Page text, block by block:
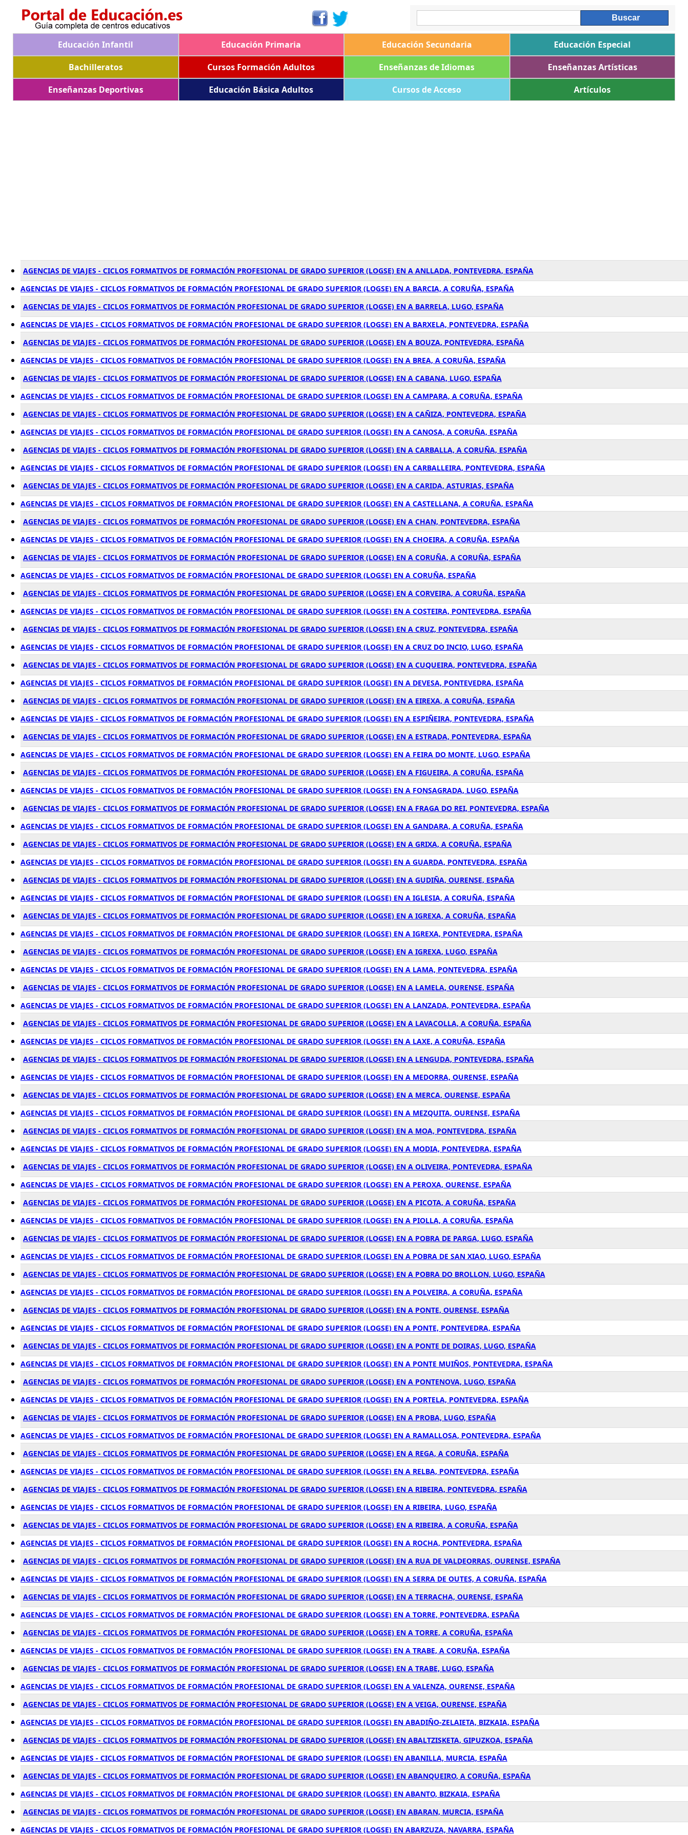
Educación Infantil Educación Primaria Educación Secundaria
Educación Especial
Bachilleratos
Cursos Formación Adultos Enseñanzas de Idiomas
Enseñanzas Artísticas
Enseñanzas Deportivas
Educación Básica Adultos Cursos de Acceso Artículos
AGENCIAS DE VIAJES - CICLOS FORMATIVOS DE FORMACIÓN PROFESIONAL DE GRADO SUPERIOR (LOGSE) EN A ANLLADA, PONTEVEDRA, ESPAÑA
AGENCIAS DE VIAJES - CICLOS FORMATIVOS DE FORMACIÓN PROFESIONAL DE GRADO SUPERIOR (LOGSE) EN A BARCIA, A CORUÑA, ESPAÑA
AGENCIAS DE VIAJES - CICLOS FORMATIVOS DE FORMACIÓN PROFESIONAL DE GRADO SUPERIOR (LOGSE) EN A BARRELA, LUGO, ESPAÑA
AGENCIAS DE VIAJES - CICLOS FORMATIVOS DE FORMACIÓN PROFESIONAL DE GRADO SUPERIOR (LOGSE) EN A BARXELA, PONTEVEDRA, ESPAÑA
AGENCIAS DE VIAJES - CICLOS FORMATIVOS DE FORMACIÓN PROFESIONAL DE GRADO SUPERIOR (LOGSE) EN A BOUZA, PONTEVEDRA, ESPAÑA
AGENCIAS DE VIAJES - CICLOS FORMATIVOS DE FORMACIÓN PROFESIONAL DE GRADO SUPERIOR (LOGSE) EN A BREA, A CORUÑA, ESPAÑA
AGENCIAS DE VIAJES - CICLOS FORMATIVOS DE FORMACIÓN PROFESIONAL DE GRADO SUPERIOR (LOGSE) EN A CABANA, LUGO, ESPAÑA
AGENCIAS DE VIAJES - CICLOS FORMATIVOS DE FORMACIÓN PROFESIONAL DE GRADO SUPERIOR (LOGSE) EN A CAMPARA, A CORUÑA, ESPAÑA
AGENCIAS DE VIAJES - CICLOS FORMATIVOS DE FORMACIÓN PROFESIONAL DE GRADO SUPERIOR (LOGSE) EN A CAÑIZA, PONTEVEDRA, ESPAÑA
AGENCIAS DE VIAJES - CICLOS FORMATIVOS DE FORMACIÓN PROFESIONAL DE GRADO SUPERIOR (LOGSE) EN A CANOSA, A CORUÑA, ESPAÑA
AGENCIAS DE VIAJES - CICLOS FORMATIVOS DE FORMACIÓN PROFESIONAL DE GRADO SUPERIOR (LOGSE) EN A CARBALLA, A CORUÑA, ESPAÑA
AGENCIAS DE VIAJES - CICLOS FORMATIVOS DE FORMACIÓN PROFESIONAL DE GRADO SUPERIOR (LOGSE) EN A CARBALLEIRA, PONTEVEDRA, ESPAÑA
AGENCIAS DE VIAJES - CICLOS FORMATIVOS DE FORMACIÓN PROFESIONAL DE GRADO SUPERIOR (LOGSE) EN A CARIDA, ASTURIAS, ESPAÑA
AGENCIAS DE VIAJES - CICLOS FORMATIVOS DE FORMACIÓN PROFESIONAL DE GRADO SUPERIOR (LOGSE) EN A CASTELLANA, A CORUÑA, ESPAÑA
AGENCIAS DE VIAJES - CICLOS FORMATIVOS DE FORMACIÓN PROFESIONAL DE GRADO SUPERIOR (LOGSE) EN A CHAN, PONTEVEDRA, ESPAÑA
AGENCIAS DE VIAJES - CICLOS FORMATIVOS DE FORMACIÓN PROFESIONAL DE GRADO SUPERIOR (LOGSE) EN A CHOEIRA, A CORUÑA, ESPAÑA
AGENCIAS DE VIAJES - CICLOS FORMATIVOS DE FORMACIÓN PROFESIONAL DE GRADO SUPERIOR (LOGSE) EN A CORUÑA, A CORUÑA, ESPAÑA
AGENCIAS DE VIAJES - CICLOS FORMATIVOS DE FORMACIÓN PROFESIONAL DE GRADO SUPERIOR (LOGSE) EN A CORUÑA, ESPAÑA
AGENCIAS DE VIAJES - CICLOS FORMATIVOS DE FORMACIÓN PROFESIONAL DE GRADO SUPERIOR (LOGSE) EN A CORVEIRA, A CORUÑA, ESPAÑA
AGENCIAS DE VIAJES - CICLOS FORMATIVOS DE FORMACIÓN PROFESIONAL DE GRADO SUPERIOR (LOGSE) EN A COSTEIRA, PONTEVEDRA, ESPAÑA
AGENCIAS DE VIAJES - CICLOS FORMATIVOS DE FORMACIÓN PROFESIONAL DE GRADO SUPERIOR (LOGSE) EN A CRUZ, PONTEVEDRA, ESPAÑA
AGENCIAS DE VIAJES - CICLOS FORMATIVOS DE FORMACIÓN PROFESIONAL DE GRADO SUPERIOR (LOGSE) EN A CRUZ DO INCIO, LUGO, ESPAÑA
AGENCIAS DE VIAJES - CICLOS FORMATIVOS DE FORMACIÓN PROFESIONAL DE GRADO SUPERIOR (LOGSE) EN A CUQUEIRA, PONTEVEDRA, ESPAÑA
AGENCIAS DE VIAJES - CICLOS FORMATIVOS DE FORMACIÓN PROFESIONAL DE GRADO SUPERIOR (LOGSE) EN A DEVESA, PONTEVEDRA, ESPAÑA
AGENCIAS DE VIAJES - CICLOS FORMATIVOS DE FORMACIÓN PROFESIONAL DE GRADO SUPERIOR (LOGSE) EN A EIREXA, A CORUÑA, ESPAÑA
AGENCIAS DE VIAJES - CICLOS FORMATIVOS DE FORMACIÓN PROFESIONAL DE GRADO SUPERIOR (LOGSE) EN A ESPIÑEIRA, PONTEVEDRA, ESPAÑA
AGENCIAS DE VIAJES - CICLOS FORMATIVOS DE FORMACIÓN PROFESIONAL DE GRADO SUPERIOR (LOGSE) EN A ESTRADA, PONTEVEDRA, ESPAÑA
AGENCIAS DE VIAJES - CICLOS FORMATIVOS DE FORMACIÓN PROFESIONAL DE GRADO SUPERIOR (LOGSE) EN A FEIRA DO MONTE, LUGO, ESPAÑA
AGENCIAS DE VIAJES - CICLOS FORMATIVOS DE FORMACIÓN PROFESIONAL DE GRADO SUPERIOR (LOGSE) EN A FIGUEIRA, A CORUÑA, ESPAÑA
AGENCIAS DE VIAJES - CICLOS FORMATIVOS DE FORMACIÓN PROFESIONAL DE GRADO SUPERIOR (LOGSE) EN A FONSAGRADA, LUGO, ESPAÑA
AGENCIAS DE VIAJES - CICLOS FORMATIVOS DE FORMACIÓN PROFESIONAL DE GRADO SUPERIOR (LOGSE) EN A FRAGA DO REI, PONTEVEDRA, ESPAÑA
AGENCIAS DE VIAJES - CICLOS FORMATIVOS DE FORMACIÓN PROFESIONAL DE GRADO SUPERIOR (LOGSE) EN A GANDARA, A CORUÑA, ESPAÑA
AGENCIAS DE VIAJES - CICLOS FORMATIVOS DE FORMACIÓN PROFESIONAL DE GRADO SUPERIOR (LOGSE) EN A GRIXA, A CORUÑA, ESPAÑA
AGENCIAS DE VIAJES - CICLOS FORMATIVOS DE FORMACIÓN PROFESIONAL DE GRADO SUPERIOR (LOGSE) EN A GUARDA, PONTEVEDRA, ESPAÑA
AGENCIAS DE VIAJES - CICLOS FORMATIVOS DE FORMACIÓN PROFESIONAL DE GRADO SUPERIOR (LOGSE) EN A GUDIÑA, OURENSE, ESPAÑA
AGENCIAS DE VIAJES - CICLOS FORMATIVOS DE FORMACIÓN PROFESIONAL DE GRADO SUPERIOR (LOGSE) EN A IGLESIA, A CORUÑA, ESPAÑA
AGENCIAS DE VIAJES - CICLOS FORMATIVOS DE FORMACIÓN PROFESIONAL DE GRADO SUPERIOR (LOGSE) EN A IGREXA, A CORUÑA, ESPAÑA
AGENCIAS DE VIAJES - CICLOS FORMATIVOS DE FORMACIÓN PROFESIONAL DE GRADO SUPERIOR (LOGSE) EN A IGREXA, PONTEVEDRA, ESPAÑA
AGENCIAS DE VIAJES - CICLOS FORMATIVOS DE FORMACIÓN PROFESIONAL DE GRADO SUPERIOR (LOGSE) EN A IGREXA, LUGO, ESPAÑA
AGENCIAS DE VIAJES - CICLOS FORMATIVOS DE FORMACIÓN PROFESIONAL DE GRADO SUPERIOR (LOGSE) EN A LAMA, PONTEVEDRA, ESPAÑA
AGENCIAS DE VIAJES - CICLOS FORMATIVOS DE FORMACIÓN PROFESIONAL DE GRADO SUPERIOR (LOGSE) EN A LAMELA, OURENSE, ESPAÑA
AGENCIAS DE VIAJES - CICLOS FORMATIVOS DE FORMACIÓN PROFESIONAL DE GRADO SUPERIOR (LOGSE) EN A LANZADA, PONTEVEDRA, ESPAÑA
AGENCIAS DE VIAJES - CICLOS FORMATIVOS DE FORMACIÓN PROFESIONAL DE GRADO SUPERIOR (LOGSE) EN A LAVACOLLA, A CORUÑA, ESPAÑA
AGENCIAS DE VIAJES - CICLOS FORMATIVOS DE FORMACIÓN PROFESIONAL DE GRADO SUPERIOR (LOGSE) EN A LAXE, A CORUÑA, ESPAÑA
AGENCIAS DE VIAJES - CICLOS FORMATIVOS DE FORMACIÓN PROFESIONAL DE GRADO SUPERIOR (LOGSE) EN A LENGUDA, PONTEVEDRA, ESPAÑA
AGENCIAS DE VIAJES - CICLOS FORMATIVOS DE FORMACIÓN PROFESIONAL DE GRADO SUPERIOR (LOGSE) EN A MEDORRA, OURENSE, ESPAÑA
AGENCIAS DE VIAJES - CICLOS FORMATIVOS DE FORMACIÓN PROFESIONAL DE GRADO SUPERIOR (LOGSE) EN A MERCA, OURENSE, ESPAÑA
AGENCIAS DE VIAJES - CICLOS FORMATIVOS DE FORMACIÓN PROFESIONAL DE GRADO SUPERIOR (LOGSE) EN A MEZQUITA, OURENSE, ESPAÑA
AGENCIAS DE VIAJES - CICLOS FORMATIVOS DE FORMACIÓN PROFESIONAL DE GRADO SUPERIOR (LOGSE) EN A MOA, PONTEVEDRA, ESPAÑA
AGENCIAS DE VIAJES - CICLOS FORMATIVOS DE FORMACIÓN PROFESIONAL DE GRADO SUPERIOR (LOGSE) EN A MODIA, PONTEVEDRA, ESPAÑA
AGENCIAS DE VIAJES - CICLOS FORMATIVOS DE FORMACIÓN PROFESIONAL DE GRADO SUPERIOR (LOGSE) EN A OLIVEIRA, PONTEVEDRA, ESPAÑA
AGENCIAS DE VIAJES - CICLOS FORMATIVOS DE FORMACIÓN PROFESIONAL DE GRADO SUPERIOR (LOGSE) EN A PEROXA, OURENSE, ESPAÑA
AGENCIAS DE VIAJES - CICLOS FORMATIVOS DE FORMACIÓN PROFESIONAL DE GRADO SUPERIOR (LOGSE) EN A PICOTA, A CORUÑA, ESPAÑA
AGENCIAS DE VIAJES - CICLOS FORMATIVOS DE FORMACIÓN PROFESIONAL DE GRADO SUPERIOR (LOGSE) EN A PIOLLA, A CORUÑA, ESPAÑA
AGENCIAS DE VIAJES - CICLOS FORMATIVOS DE FORMACIÓN PROFESIONAL DE GRADO SUPERIOR (LOGSE) EN A POBRA DE PARGA, LUGO, ESPAÑA
AGENCIAS DE VIAJES - CICLOS FORMATIVOS DE FORMACIÓN PROFESIONAL DE GRADO SUPERIOR (LOGSE) EN A POBRA DE SAN XIAO, LUGO, ESPAÑA
AGENCIAS DE VIAJES - CICLOS FORMATIVOS DE FORMACIÓN PROFESIONAL DE GRADO SUPERIOR (LOGSE) EN A POBRA DO BROLLON, LUGO, ESPAÑA
AGENCIAS DE VIAJES - CICLOS FORMATIVOS DE FORMACIÓN PROFESIONAL DE GRADO SUPERIOR (LOGSE) EN A POLVEIRA, A CORUÑA, ESPAÑA
AGENCIAS DE VIAJES - CICLOS FORMATIVOS DE FORMACIÓN PROFESIONAL DE GRADO SUPERIOR (LOGSE) EN A PONTE, OURENSE, ESPAÑA
AGENCIAS DE VIAJES - CICLOS FORMATIVOS DE FORMACIÓN PROFESIONAL DE GRADO SUPERIOR (LOGSE) EN A PONTE, PONTEVEDRA, ESPAÑA
AGENCIAS DE VIAJES - CICLOS FORMATIVOS DE FORMACIÓN PROFESIONAL DE GRADO SUPERIOR (LOGSE) EN A PONTE DE DOIRAS, LUGO, ESPAÑA
AGENCIAS DE VIAJES - CICLOS FORMATIVOS DE FORMACIÓN PROFESIONAL DE GRADO SUPERIOR (LOGSE) EN A PONTE MUIÑOS, PONTEVEDRA, ESPAÑA
AGENCIAS DE VIAJES - CICLOS FORMATIVOS DE FORMACIÓN PROFESIONAL DE GRADO SUPERIOR (LOGSE) EN A PONTENOVA, LUGO, ESPAÑA
AGENCIAS DE VIAJES - CICLOS FORMATIVOS DE FORMACIÓN PROFESIONAL DE GRADO SUPERIOR (LOGSE) EN A PORTELA, PONTEVEDRA, ESPAÑA
AGENCIAS DE VIAJES - CICLOS FORMATIVOS DE FORMACIÓN PROFESIONAL DE GRADO SUPERIOR (LOGSE) EN A PROBA, LUGO, ESPAÑA
AGENCIAS DE VIAJES - CICLOS FORMATIVOS DE FORMACIÓN PROFESIONAL DE GRADO SUPERIOR (LOGSE) EN A RAMALLOSA, PONTEVEDRA, ESPAÑA
AGENCIAS DE VIAJES - CICLOS FORMATIVOS DE FORMACIÓN PROFESIONAL DE GRADO SUPERIOR (LOGSE) EN A REGA, A CORUÑA, ESPAÑA
AGENCIAS DE VIAJES - CICLOS FORMATIVOS DE FORMACIÓN PROFESIONAL DE GRADO SUPERIOR (LOGSE) EN A RELBA, PONTEVEDRA, ESPAÑA
AGENCIAS DE VIAJES - CICLOS FORMATIVOS DE FORMACIÓN PROFESIONAL DE GRADO SUPERIOR (LOGSE) EN A RIBEIRA, PONTEVEDRA, ESPAÑA
AGENCIAS DE VIAJES - CICLOS FORMATIVOS DE FORMACIÓN PROFESIONAL DE GRADO SUPERIOR (LOGSE) EN A RIBEIRA, LUGO, ESPAÑA
AGENCIAS DE VIAJES - CICLOS FORMATIVOS DE FORMACIÓN PROFESIONAL DE GRADO SUPERIOR (LOGSE) EN A RIBEIRA, A CORUÑA, ESPAÑA
AGENCIAS DE VIAJES - CICLOS FORMATIVOS DE FORMACIÓN PROFESIONAL DE GRADO SUPERIOR (LOGSE) EN A ROCHA, PONTEVEDRA, ESPAÑA
AGENCIAS DE VIAJES - CICLOS FORMATIVOS DE FORMACIÓN PROFESIONAL DE GRADO SUPERIOR (LOGSE) EN A RUA DE VALDEORRAS, OURENSE, ESPAÑA
AGENCIAS DE VIAJES - CICLOS FORMATIVOS DE FORMACIÓN PROFESIONAL DE GRADO SUPERIOR (LOGSE) EN A SERRA DE OUTES, A CORUÑA, ESPAÑA
AGENCIAS DE VIAJES - CICLOS FORMATIVOS DE FORMACIÓN PROFESIONAL DE GRADO SUPERIOR (LOGSE) EN A TERRACHA, OURENSE, ESPAÑA
AGENCIAS DE VIAJES - CICLOS FORMATIVOS DE FORMACIÓN PROFESIONAL DE GRADO SUPERIOR (LOGSE) EN A TORRE, PONTEVEDRA, ESPAÑA
AGENCIAS DE VIAJES - CICLOS FORMATIVOS DE FORMACIÓN PROFESIONAL DE GRADO SUPERIOR (LOGSE) EN A TORRE, A CORUÑA, ESPAÑA
AGENCIAS DE VIAJES - CICLOS FORMATIVOS DE FORMACIÓN PROFESIONAL DE GRADO SUPERIOR (LOGSE) EN A TRABE, A CORUÑA, ESPAÑA
AGENCIAS DE VIAJES - CICLOS FORMATIVOS DE FORMACIÓN PROFESIONAL DE GRADO SUPERIOR (LOGSE) EN A TRABE, LUGO, ESPAÑA
AGENCIAS DE VIAJES - CICLOS FORMATIVOS DE FORMACIÓN PROFESIONAL DE GRADO SUPERIOR (LOGSE) EN A VALENZA, OURENSE, ESPAÑA
AGENCIAS DE VIAJES - CICLOS FORMATIVOS DE FORMACIÓN PROFESIONAL DE GRADO SUPERIOR (LOGSE) EN A VEIGA, OURENSE, ESPAÑA
AGENCIAS DE VIAJES - CICLOS FORMATIVOS DE FORMACIÓN PROFESIONAL DE GRADO SUPERIOR (LOGSE) EN ABADIÑO-ZELAIETA, BIZKAIA, ESPAÑA
AGENCIAS DE VIAJES - CICLOS FORMATIVOS DE FORMACIÓN PROFESIONAL DE GRADO SUPERIOR (LOGSE) EN ABALTZISKETA, GIPUZKOA, ESPAÑA
AGENCIAS DE VIAJES - CICLOS FORMATIVOS DE FORMACIÓN PROFESIONAL DE GRADO SUPERIOR (LOGSE) EN ABANILLA, MURCIA, ESPAÑA
AGENCIAS DE VIAJES - CICLOS FORMATIVOS DE FORMACIÓN PROFESIONAL DE GRADO SUPERIOR (LOGSE) EN ABANQUEIRO, A CORUÑA, ESPAÑA
AGENCIAS DE VIAJES - CICLOS FORMATIVOS DE FORMACIÓN PROFESIONAL DE GRADO SUPERIOR (LOGSE) EN ABANTO, BIZKAIA, ESPAÑA
AGENCIAS DE VIAJES - CICLOS FORMATIVOS DE FORMACIÓN PROFESIONAL DE GRADO SUPERIOR (LOGSE) EN ABARAN, MURCIA, ESPAÑA
AGENCIAS DE VIAJES - CICLOS FORMATIVOS DE FORMACIÓN PROFESIONAL DE GRADO SUPERIOR (LOGSE) EN ABARZUZA, NAVARRA, ESPAÑA